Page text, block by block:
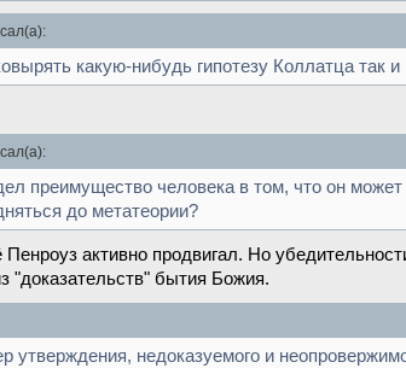
какую-нибудь гипотезу Коллатца так
преимущество человека в том, что он
до метатеории?
активно продвигал. Но
"доказательств" бытия Божия.
недоказуемого и